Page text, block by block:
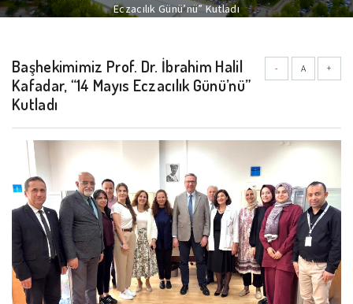
Eczacılık Günü’nü” Kutladı
- A +
Başhekimimiz Prof. Dr. İbrahim Halil
Kafadar, “14 Mayıs Eczacılık Günü’nü”
Kutladı